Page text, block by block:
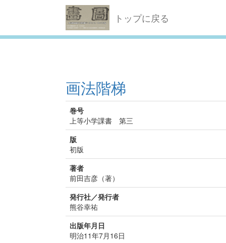
トップに戻る
画法階梯
巻号
上等小学課書 第三
版
初版
著者
前田吉彦（著）
発行社／発行者
熊谷幸祐
出版年月日
明治11年7月16日